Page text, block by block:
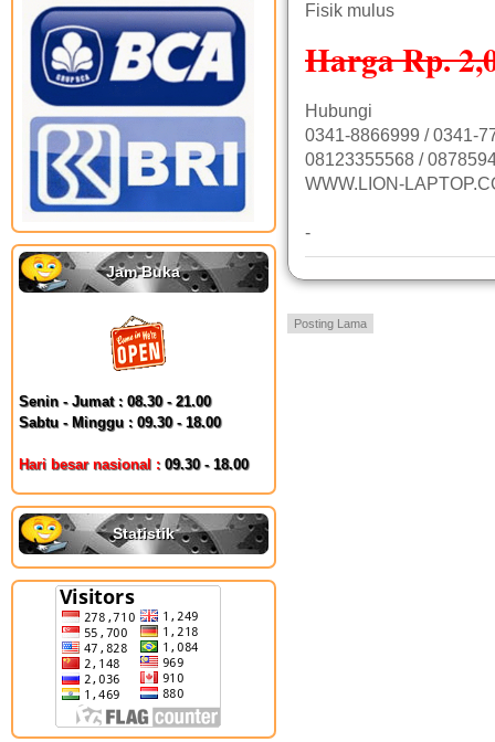
Jam Buka
Senin - Jumat : 08.30 - 21.00
Sabtu - Minggu : 09.30 - 18.00
Hari besar nasional : 09.30 - 18.00
Statistik
Fisik mulus
Harga Rp.
Hubungi
0341-8866999 / 0341-
08123355568 /
WWW.LION-
-
Posting Lama